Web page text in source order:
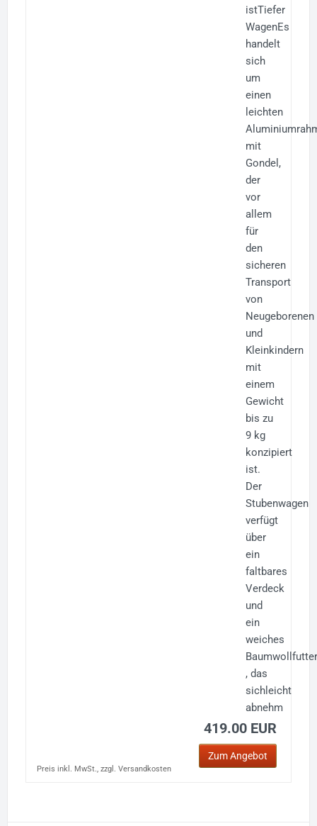
istTiefer
WagenEs
handelt
sich
um
einen
leichten
mit
Gondel,
der
vor
allem
für
den
sicheren
Transport
von
Neugeborenen
und
Kleinkindern
mit
einem
Gewicht
bis zu
9 kg
konzipiert
ist.
Der
Stubenwagen
verfügt
über
ein
faltbares
Verdeck
und
ein
weiches
Baumwollfutter
, das
sichleicht
abnehm
419.00 EUR
Zum Angebot
Preis inkl. MwSt., zzgl. Versandkosten